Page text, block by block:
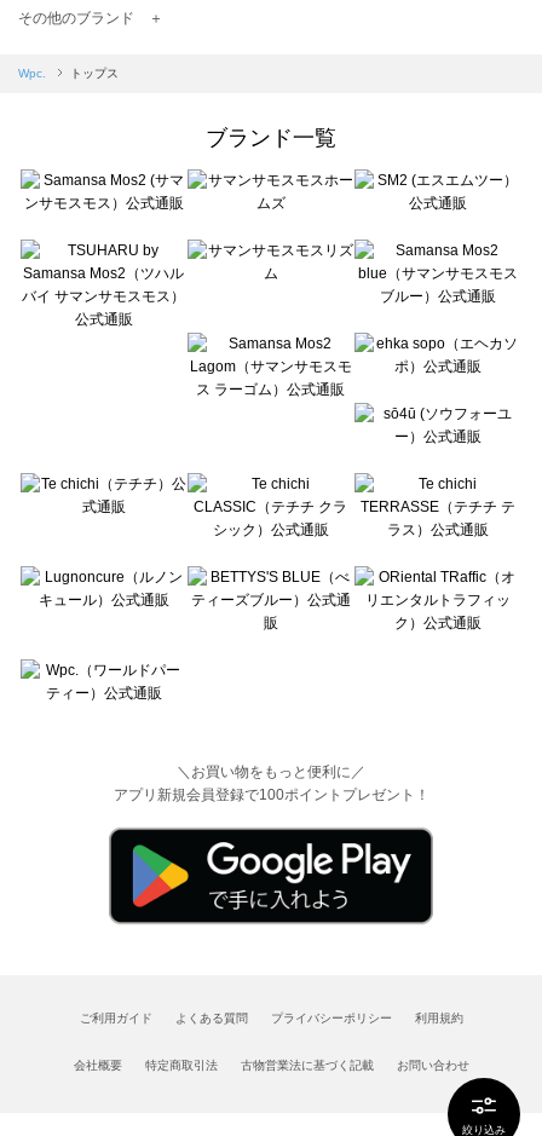
絞り込み
TSUHARU by Samansa Mos2（ツハルバイサマンサモスモス）のトップス一覧
Samansa Mos2 blue（サマンサモスモス ブルー）のトップス一覧
sō4ū（ソウフォーユー）のトップス一覧
Te chichi（テチチ）のトップス一覧
Te chichi CLASSIC（テチチ クラシック）のトップス一覧
Lugnoncure（ルノンキュール）のトップス一覧
BETTY'S BLUE（べティーズブルー）のトップス一覧
Wpc.（ワールドパーティー）のトップス一覧
その他のブランド ＋
Wpc. トップス
ブランド一覧
＼お買い物をもっと便利に／
アプリ新規会員登録で100ポイントプレゼント！
ご利用ガイド よくある質問 プライバシーポリシー 利用規約
会社概要 特定商取引法 古物営業法に基づく記載 お問い合わせ